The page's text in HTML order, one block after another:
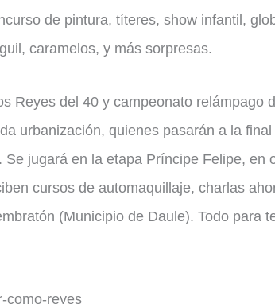
de pintura, títeres, show infantil,
caramelos, y más sorpresas.
Reyes del 40 y campeonato relámpago
urbanización, quienes pasarán a la final
Se jugará en la etapa Príncipe Felipe, en
cursos de automaquillaje, charlas
(Municipio de Daule). Todo para